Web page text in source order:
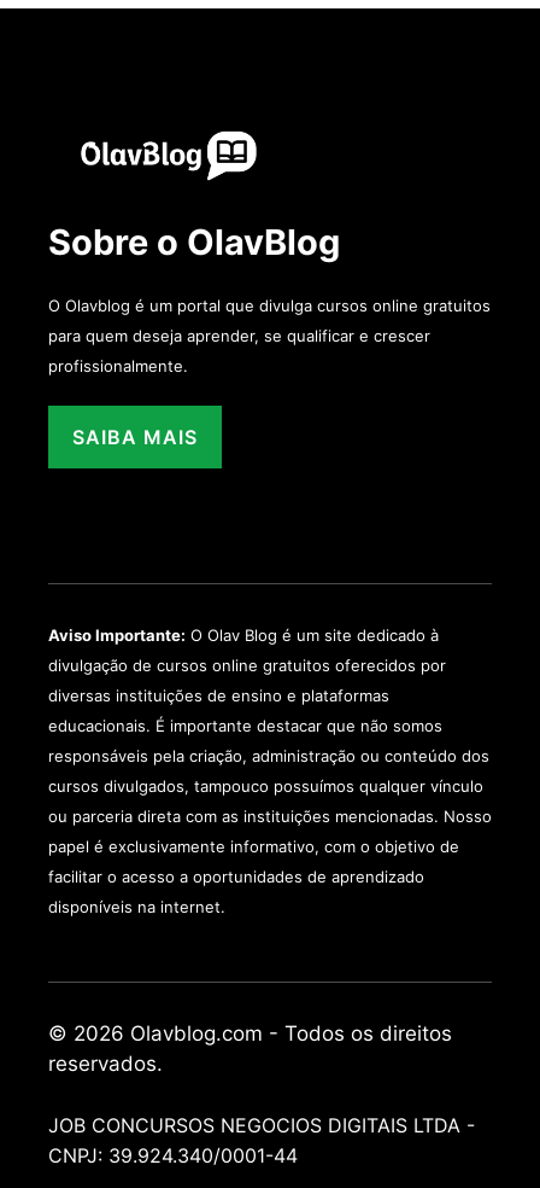
Sobre o OlavBlog
O Olavblog é um portal que divulga cursos online gratuitos
para quem deseja aprender, se qualificar e crescer
profissionalmente.
SAIBA MAIS
Aviso Importante: O Olav Blog é um site dedicado à
divulgação de cursos online gratuitos oferecidos por
diversas instituições de ensino e plataformas
educacionais. É importante destacar que não somos
responsáveis pela criação, administração ou conteúdo dos
cursos divulgados, tampouco possuímos qualquer vínculo
ou parceria direta com as instituições mencionadas. Nosso
papel é exclusivamente informativo, com o objetivo de
facilitar o acesso a oportunidades de aprendizado
disponíveis na internet.
© 2026 Olavblog.com - Todos os direitos
reservados.
JOB CONCURSOS NEGOCIOS DIGITAIS LTDA -
CNPJ: 39.924.340/0001-44